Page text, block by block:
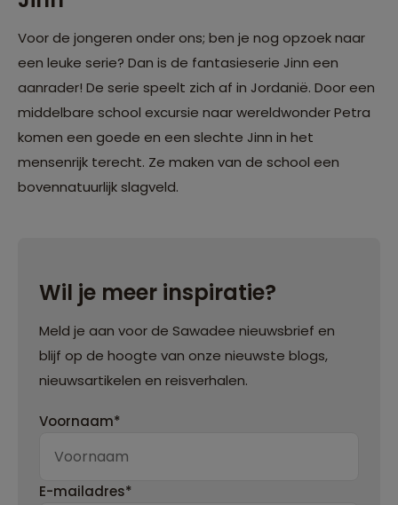
Voor de jongeren onder ons; ben je nog opzoek naar
een leuke serie? Dan is de fantasieserie Jinn een
aanrader! De serie speelt zich af in Jordanië. Door een
middelbare school excursie naar wereldwonder Petra
komen een goede en een slechte Jinn in het
mensenrijk terecht. Ze maken van de school een
bovennatuurlijk slagveld.
Wil je meer inspiratie?
Meld je aan voor de Sawadee nieuwsbrief en
blijf op de hoogte van onze nieuwste blogs,
nieuwsartikelen en reisverhalen.
Voornaam*
E-mailadres*